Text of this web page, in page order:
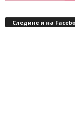
Следине и на